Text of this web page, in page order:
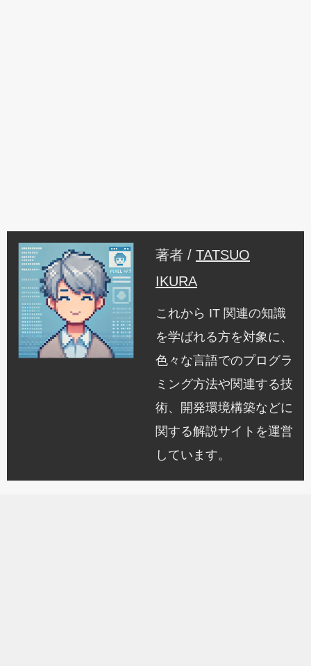
著者 / TATSUO
IKURA
これから IT 関連の知識
を学ばれる方を対象に、
色々な言語でのプログラ
ミング方法や関連する技
術、開発環境構築などに
関する解説サイトを運営
しています。